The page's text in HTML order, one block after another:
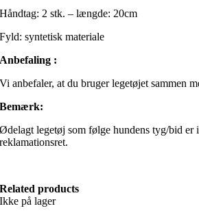
Håndtag: 2 stk. – længde: 20cm
Fyld: syntetisk materiale
Anbefaling :
Vi anbefaler, at du bruger legetøjet sammen
Bemærk:
Ødelagt legetøj som følge hundens tyg/bid
reklamationsret.
Related products
Ikke på lager